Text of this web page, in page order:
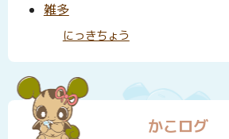
雑多
にっきちょう
かこログ